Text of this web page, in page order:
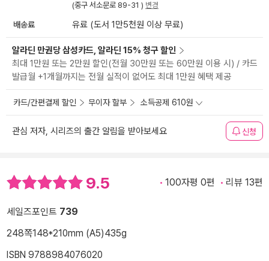
(중구 서소문로 89-31 ) 변경
배송료 유료 (도서 1만5천원 이상 무료)
알라딘 만권당 삼성카드, 알라딘 15% 청구 할인
최대 1만원 또는 2만원 할인(전월 30만원 또는 60만원 이용 시) / 카드
발급월 +1개월까지는 전월 실적이 없어도 최대 1만원 혜택 제공
카드/간편결제 할인 무이자 할부 소득공제 610원
관심 저자, 시리즈의 출간 알림을 받아보세요 신청
9.5 100자평 0편 리뷰 13편
세일즈포인트 739
248쪽148*210mm (A5)435g
ISBN 9788984076020